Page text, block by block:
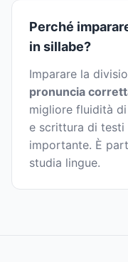
Perché
in sillabe?
Imparare la
pronuncia
migliore fluidità
e scrittura di
importante. È
studia lingue.